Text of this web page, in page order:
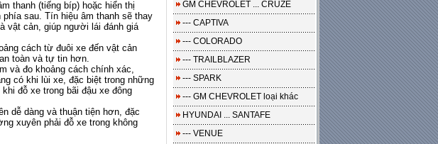
thanh (tiếng bíp) hoặc hiển thị
sau. Tín hiệu âm thanh sẽ thay
vật cản, giúp người lái đánh giá
cách từ đuôi xe đến vật cản
toàn và tự tin hơn.
và đo khoảng cách chính xác,
có khi lùi xe, đặc biệt trong những
đỗ xe trong bãi đậu xe đông
dễ dàng và thuận tiện hơn, đặc
xuyên phải đỗ xe trong không
GM CHEVROLET ... CRUZE
--- CAPTIVA
--- COLORADO
--- TRAILBLAZER
--- SPARK
--- GM CHEVROLET loại khác
HYUNDAI ... SANTAFE
--- VENUE